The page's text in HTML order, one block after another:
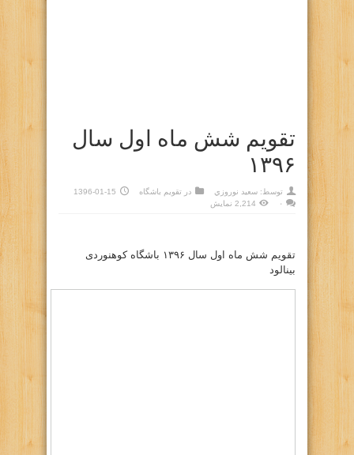
تقویم شش ماه اول سال
۱۳۹۶
توسط: سعيد نوروزي در تقويم باشگاه
1396-01-15
۰
2,214 نمایش
تقویم شش ماه اول سال ۱۳۹۶ باشگاه کوهنوردی
بینالود